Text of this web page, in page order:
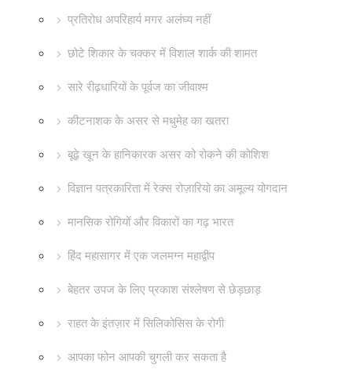
प्रतिरोध अपरिहार्य मगर अलंघ्य नहीं
छोटे शिकार के चक्कर में विशाल शार्क की शामत
सारे रीढ़धारियों के पूर्वज का जीवाश्म
कीटनाशक के असर से मधुमेह का खतरा
बूढ़े खून के हानिकारक असर को रोकने की कोशिश
विज्ञान पत्रकारिता में रेक्स रोज़ारियो का अमूल्य योगदान
मानसिक रोगियों और विकारों का गढ़ भारत
हिंद महासागर में एक जलमग्न महाद्वीप
बेहतर उपज के लिए प्रकाश संश्लेषण से छेड़छाड़
राहत के इंतज़ार में सिलिकोसिस के रोगी
आपका फोन आपकी चुगली कर सकता है